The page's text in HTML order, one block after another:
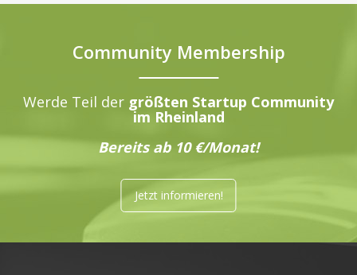
Community Membership
Werde Teil der größten Startup Community
im Rheinland
Bereits ab 10 €/Monat!
Jetzt informieren!